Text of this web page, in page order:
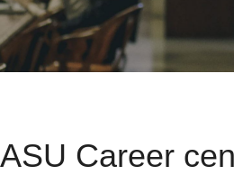
البحث العلمي
ASU Career